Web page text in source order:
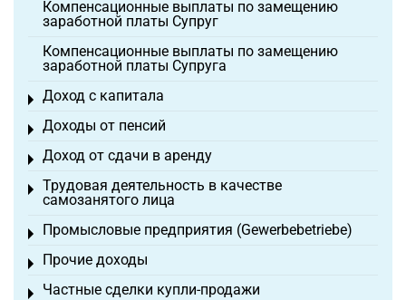
Компенсационные выплаты по замещению
заработной платы Супруг
Компенсационные выплаты по замещению
заработной платы Супруга
Доход с капитала
Toggle menu
Доходы от пенсий
Toggle menu
Доход от сдачи в аренду
Toggle menu
Трудовая деятельность в качестве
самозанятого лица
Toggle menu
Промысловые предприятия (Gewerbebetriebe)
Toggle menu
Прочие доходы
Toggle menu
Частные сделки купли-продажи
Toggle menu